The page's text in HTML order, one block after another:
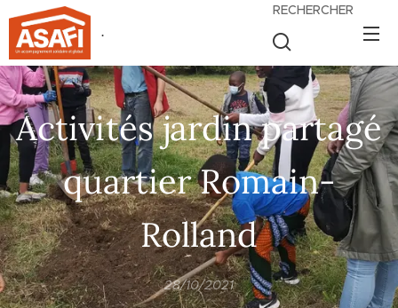
.
RECHERCHER
Activités jardin partagé
quartier Romain-
Rolland
28/10/2021